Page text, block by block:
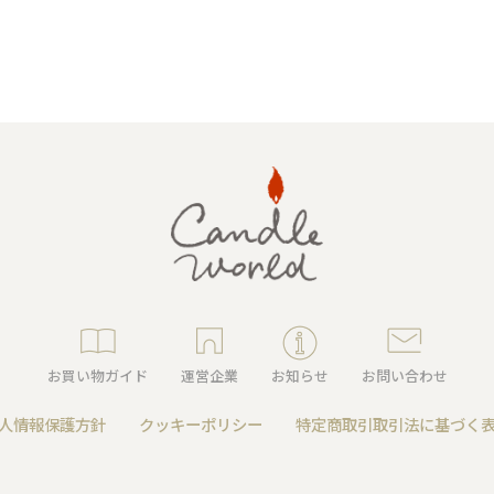
ピラーキャンドル
お買い物ガイド 運営企業 お知らせ お問い合わせ
情報保護方針 クッキーポリシー 特定商取引取引法に基づく